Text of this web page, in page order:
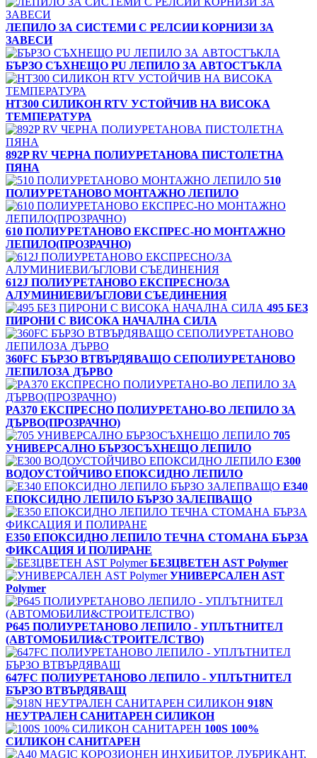
ЛЕПИЛО ЗА СИСТЕМИ С РЕЛСИИ КОРНИЗИ ЗА
ЗАВЕСИ
БЪРЗО СЪХНЕЩО PU ЛЕПИЛО ЗА АВТОСТЪКЛА
HT300 СИЛИКОН RTV УСТОЙЧИВ НА ВИСОКА
ТЕМПЕРАТУРА
892P RV ЧЕРНА ПОЛИУРЕТАНОВА ПИСТОЛЕТНА
ПЯНА
510
ПОЛИУРЕТАНОВО МОНТАЖНО ЛЕПИЛО
610 ПОЛИУРЕТАНОВО ЕКСПРЕС-НО МОНТАЖНО
ЛЕПИЛО(ПРОЗРАЧНО)
612J ПОЛИУРЕТАНОВО ЕКСПРЕСНО/ЗА
АЛУМИНИЕВИ/ЪГЛОВИ СЪЕДИНЕНИЯ
495 БЕЗ
ПИРОНИ С ВИСОКА НАЧАЛНА СИЛА
360FC БЪРЗО ВТВЪРДЯВАЩО СЕПОЛИУРЕТАНОВО
ЛЕПИЛОЗА ДЪРВО
PA370 ЕКСПРЕСНО ПОЛИУРЕТАНО-ВО ЛЕПИЛО ЗА
ДЪРВО(ПРОЗРАЧНО)
705
УНИВЕРСАЛНО БЪРЗОСЪХНЕЩО ЛЕПИЛО
E300
ВОДОУСТОЙЧИВО ЕПОКСИДНО ЛЕПИЛО
E340
ЕПОКСИДНО ЛЕПИЛО БЪРЗО ЗАЛЕПВАЩО
E350 ЕПОКСИДНО ЛЕПИЛО ТЕЧНА СТОМАНА БЪРЗА
ФИКСАЦИЯ И ПОЛИРАНЕ
БЕЗЦВЕТЕН AST Polymer
УНИВЕРСАЛЕН AST
Polymer
P645 ПОЛИУРЕТАНОВО ЛЕПИЛО - УПЛЪТНИТЕЛ
(АВТОМОБИЛИ&СТРОИТЕЛСТВО)
647FC ПОЛИУРЕТАНОВО ЛЕПИЛО - УПЛЪТНИТЕЛ
БЪРЗО ВТВЪРДЯВАЩ
918N
НЕУТРАЛЕН САНИТАРЕН СИЛИКОН
100S 100%
СИЛИКОН САНИТАРЕН